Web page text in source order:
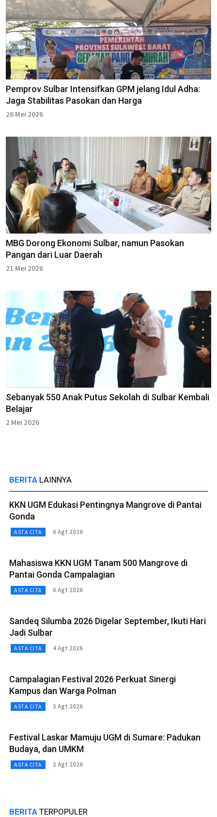
Pemprov Sulbar Intensifkan GPM jelang Idul Adha:
Jaga Stabilitas Pasokan dan Harga
26 Mei 2026
MBG Dorong Ekonomi Sulbar, namun Pasokan
Pangan dari Luar Daerah
21 Mei 2026
Sebanyak 550 Anak Putus Sekolah di Sulbar Kembali
Belajar
2 Mei 2026
BERITA LAINNYA
KKN UGM Edukasi Pentingnya Mangrove di Pantai
Gonda
ASTA CITA 6 Agt 2026
Mahasiswa KKN UGM Tanam 500 Mangrove di
Pantai Gonda Campalagian
ASTA CITA 6 Agt 2026
Sandeq Silumba 2026 Digelar September, Ikuti Hari
Jadi Sulbar
ASTA CITA 4 Agt 2026
Campalagian Festival 2026 Perkuat Sinergi
Kampus dan Warga Polman
ASTA CITA 3 Agt 2026
Festival Laskar Mamuju UGM di Sumare: Padukan
Budaya, dan UMKM
ASTA CITA 3 Agt 2026
BERITA TERPOPULER